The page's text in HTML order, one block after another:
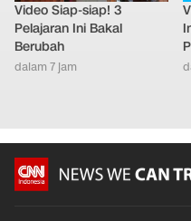
Video Siap-siap! 3
Pelajaran Ini Bakal
Berubah
dalam 7 jam